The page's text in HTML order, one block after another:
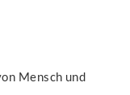
Mensch und